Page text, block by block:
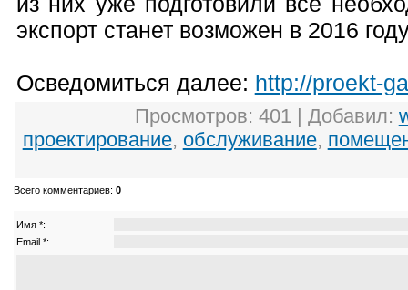
экспорт станет возможен в 2016
Осведомиться далее: http://proekt-
Просмотров: 401 | Добавил:
проектирование, обслуживание,
Всего комментариев: 0
Имя *:
Email *: